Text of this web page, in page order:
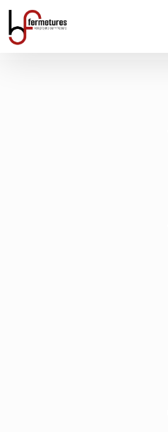
Passer
au
contenu